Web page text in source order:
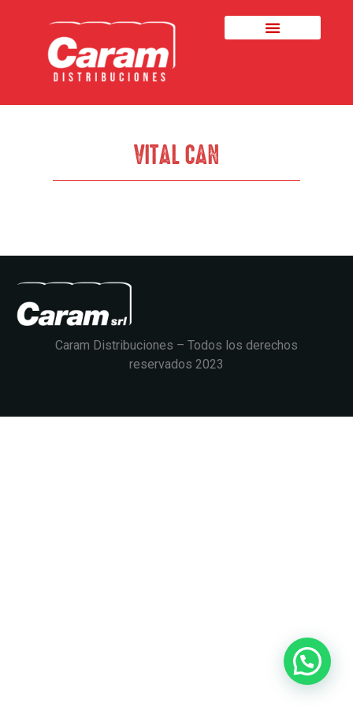
VITAL CAN
Caram Distribuciones – Todos los derechos
reservados 2023